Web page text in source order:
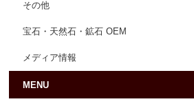
その他
宝石・天然石・鉱石 OEM
メディア情報
MENU